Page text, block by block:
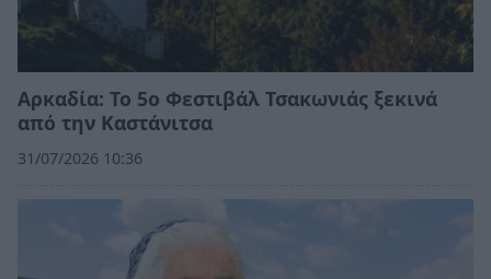
Αρκαδία: Το 5ο Φεστιβάλ Τσακωνιάς ξεκινά
από την Καστάνιτσα
31/07/2026 10:36